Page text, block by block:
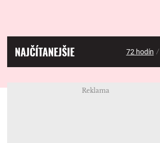
NAJČÍTANEJŠIE 72 hodín /
Reklama